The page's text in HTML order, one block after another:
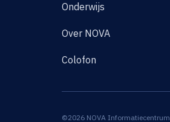
Onderwijs
Over NOVA
Colofon
©2026 NOVA Informatiecentrum